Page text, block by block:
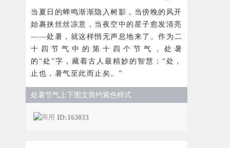
当夏日的蝉鸣渐渐隐入树影，当傍晚的风开
始裹挟丝丝凉意，当夜空中的星子愈发清亮
——处暑，就这样悄无声息地来了。作为二
十四节气中的第十四个节气，处暑
的“处”字，藏着古人最精妙的智慧：“处，
止也，暑气至此而止矣。”
处暑节气上下图文简约紫色样式
ID:163033